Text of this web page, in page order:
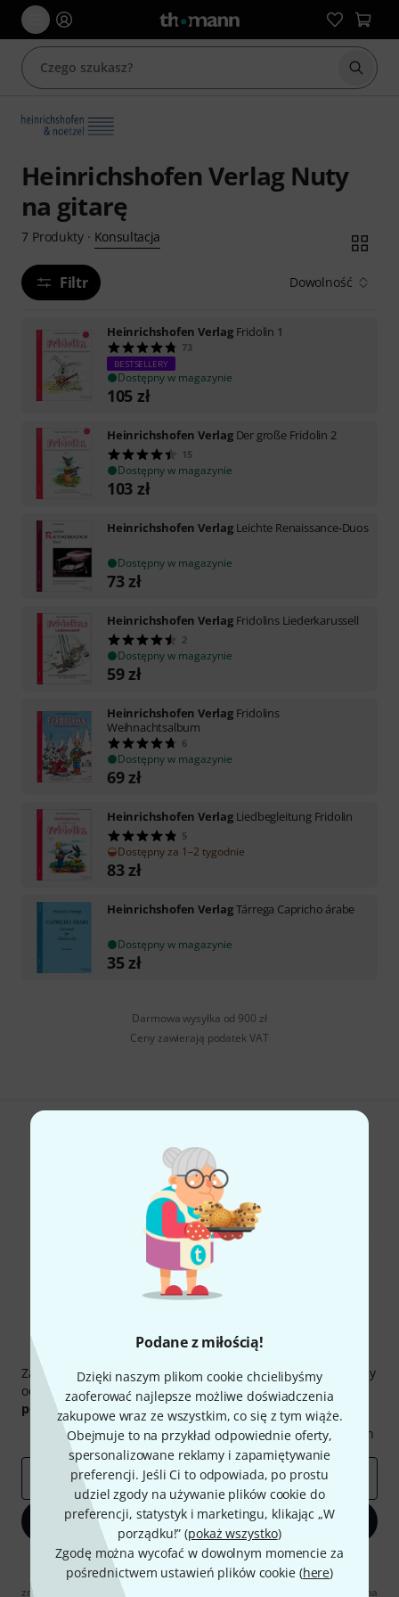
Podane z miłością!
Dzięki naszym plikom cookie chcielibyśmy
zaoferować najlepsze możliwe doświadczenia
zakupowe wraz ze wszystkim, co się z tym wiąże.
Obejmuje to na przykład odpowiednie oferty,
spersonalizowane reklamy i zapamiętywanie
preferencji. Jeśli Ci to odpowiada, po prostu
udziel zgody na używanie plików cookie do
preferencji, statystyk i marketingu, klikając „W
porządku!” (pokaż wszystko)
Zgodę można wycofać w dowolnym momencie za
pośrednictwem ustawień plików cookie (here)
Heinrichshofen Verlag Nuty
na gitarę
7 Produkty· Konsultacja
Filtr Dowolność
Heinrichshofen Verlag Fridolin 1
73
BESTSELLERY
Dostępny w magazynie
105 zł
Heinrichshofen Verlag Der große Fridolin 2
15
Dostępny w magazynie
103 zł
Heinrichshofen Verlag Leichte Renaissance-Duos
Dostępny w magazynie
73zł
Heinrichshofen Verlag Fridolins Liederkarussell
2
Dostępny w magazynie
59zł
Heinrichshofen Verlag Fridolins
Weihnachtsalbum
6
Dostępny w magazynie
69zł
Heinrichshofen Verlag Liedbegleitung Fridolin
5
Dostępny za 1–2 tygodnie
83zł
Heinrichshofen VerlagTárrega Capricho árabe
Dostępny w magazynie
35zł
Darmowa wysyłka od 900 zł
Ceny zawierają podatek VAT
Czy podoba Ci się to co widzisz?
Udostępnij Pomoc i opinie
Thomann Newsletter
Zapisz się do Thomann Newsletter w języku polskim, a przy
odrobinie szczęścia możesz wygrać jeden z50 bonów
podarunkowych
warty 50 €
Inspirujące treści
Oferty Spostrzeżenia Thomann
E-mail*
Zapisz się teraz
Klikając na „Zapisz się teraz”, wyrażasz zgodę na otrzymywanie
materialów reklamowych przesyłanych drogą elektroniczną. Możesz
zrezygnować z subskrypcji w dowolnym momencie. Więcej informacji na